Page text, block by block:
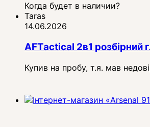
Когда будет в наличии?
Taras
14.06.2026
AFTactical 2в1 розбірний
Купив на пробу, т.я. мав